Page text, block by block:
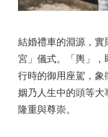
結婚禮車的淵源，實
宮」儀式。「輿」，
行時的御用座駕，象
姻乃人生中的頭等大
隆重與尊崇。